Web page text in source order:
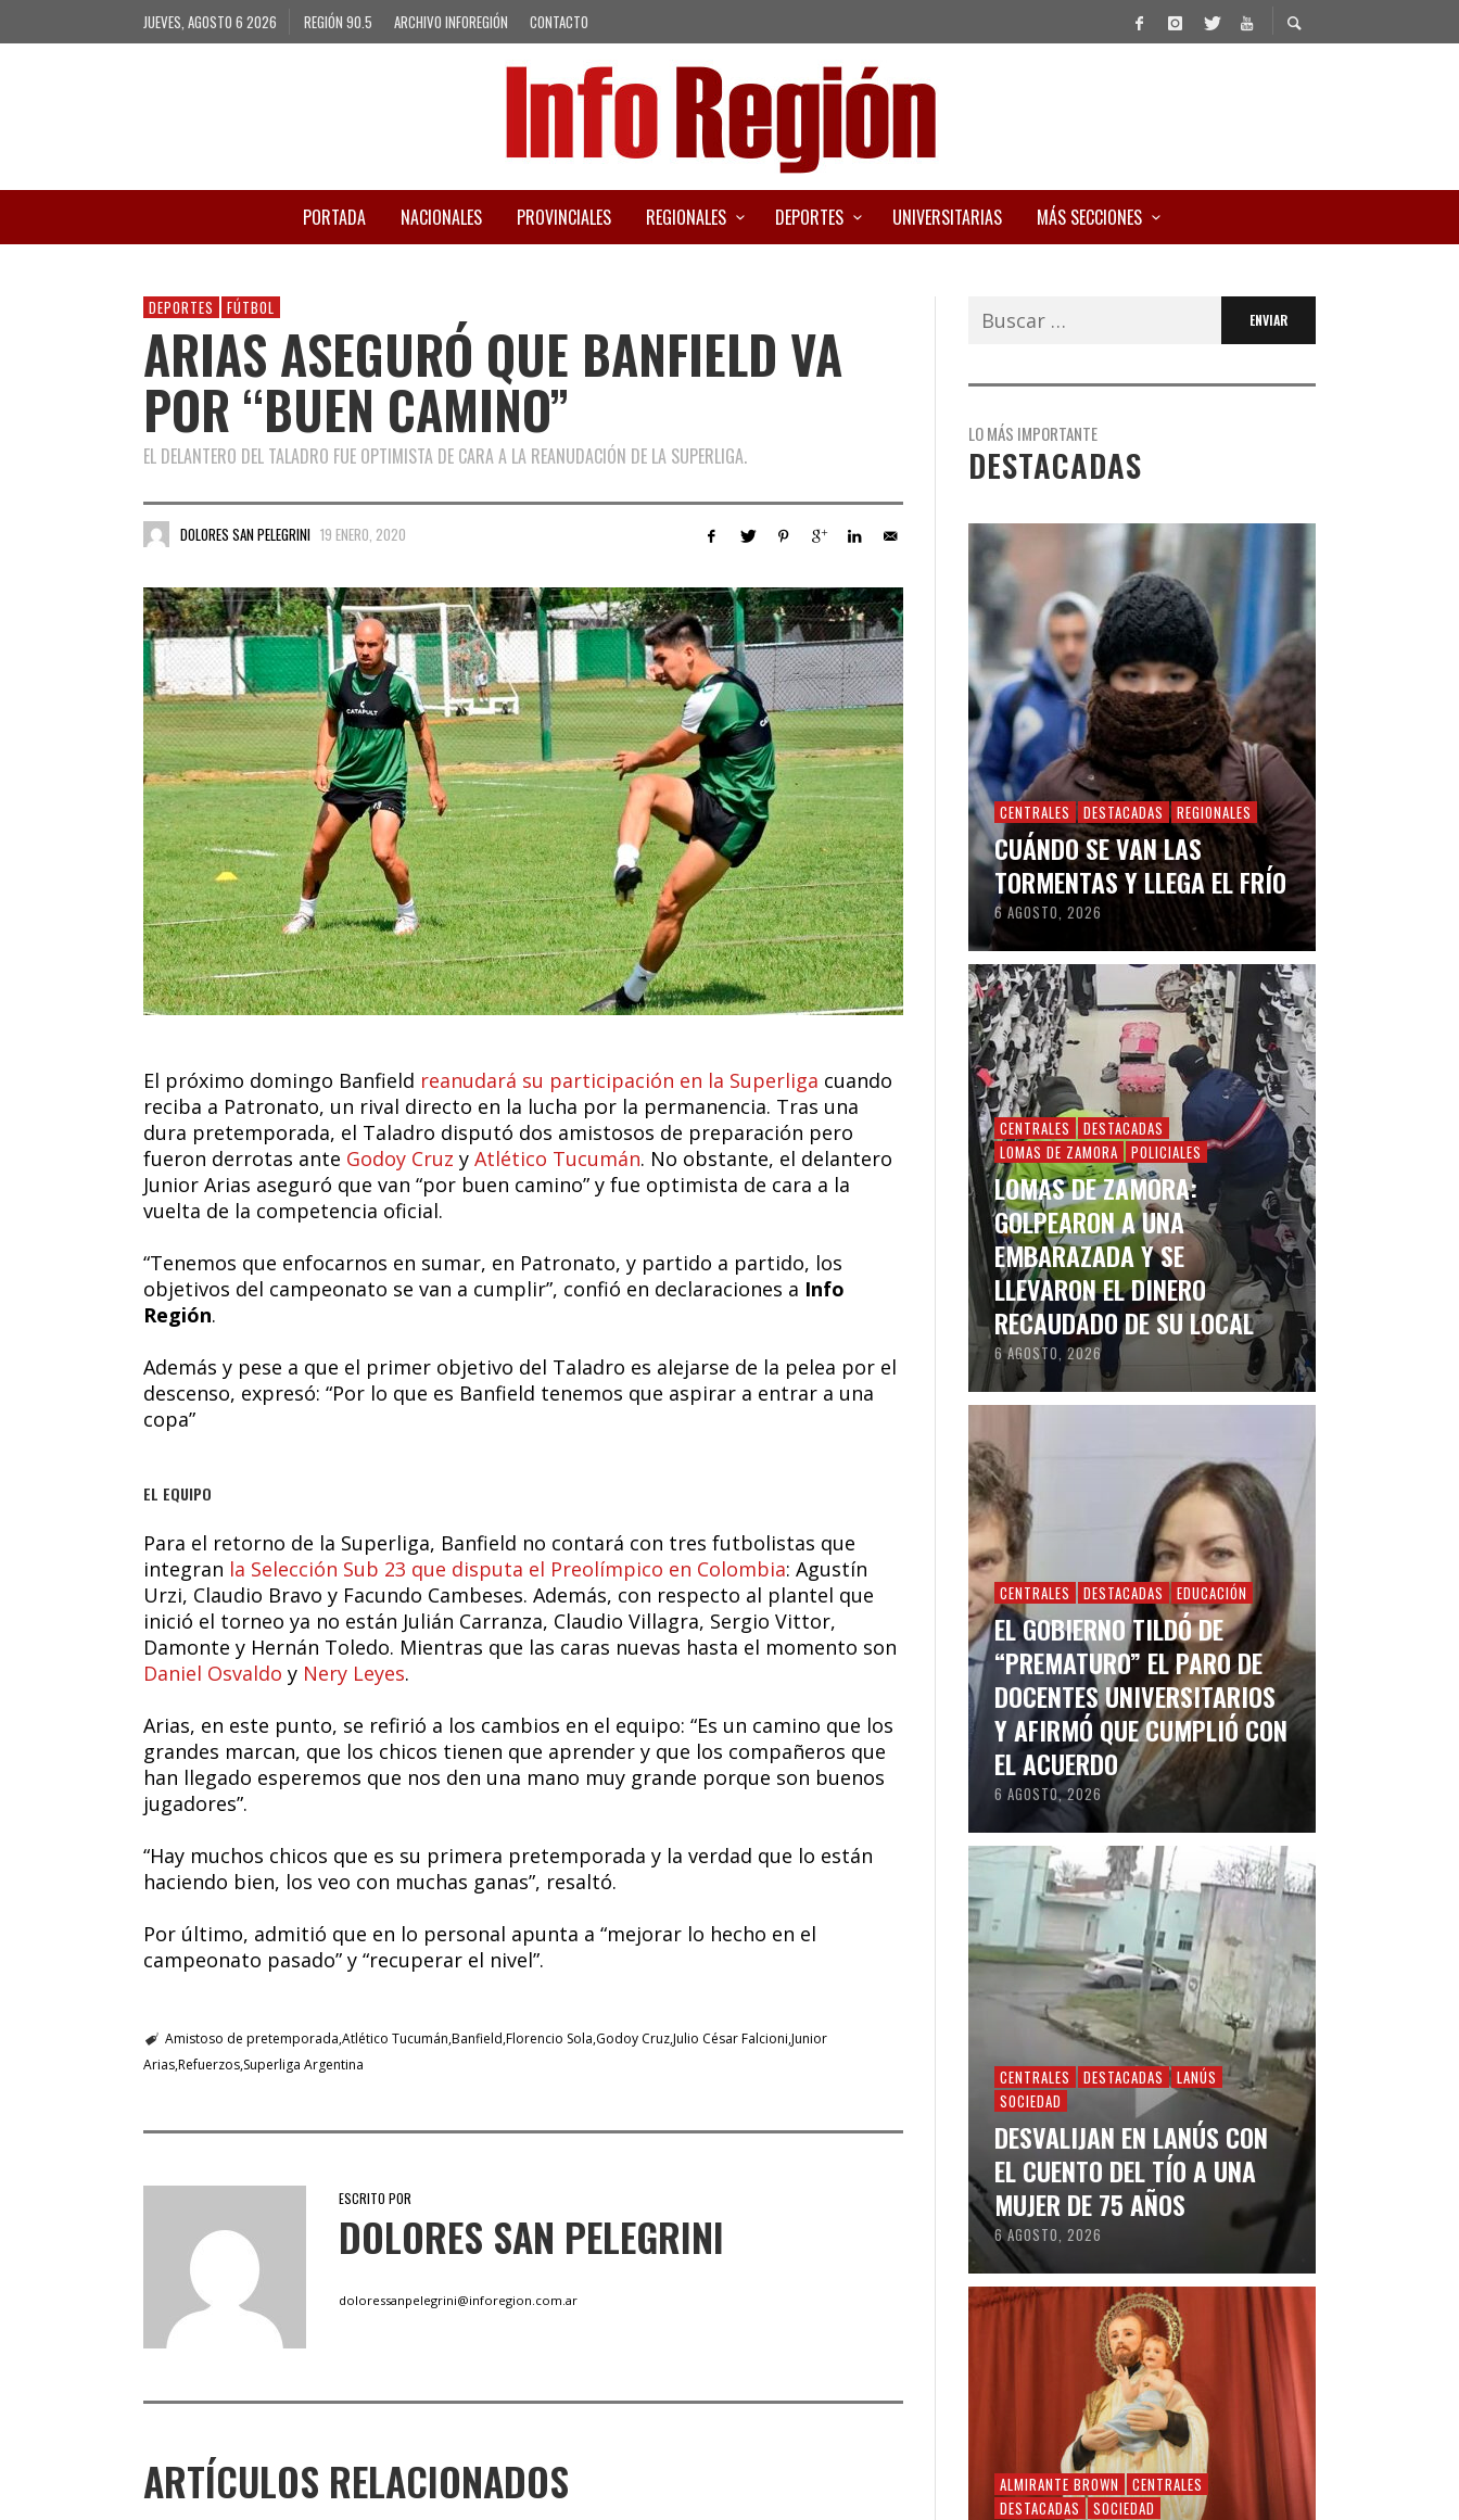
JUEVES, AGOSTO 6 2026 REGIÓN 90.5 ARCHIVO INFOREGIÓN CONTACTO
PORTADA NACIONALES PROVINCIALES REGIONALES DEPORTES UNIVERSITARIAS MÁS SECCIONES
DEPORTES FÚTBOL
ARIAS ASEGURÓ QUE BANFIELD VA
POR “BUEN CAMINO”
EL DELANTERO DEL TALADRO FUE OPTIMISTA DE CARA A LA REANUDACIÓN DE LA SUPERLIGA.
DOLORES SAN PELEGRINI 19 ENERO, 2020
El próximo domingo Banfield reanudará su participación en la Superliga cuando
reciba a Patronato, un rival directo en la lucha por la permanencia. Tras una
dura pretemporada, el Taladro disputó dos amistosos de preparación pero
fueron derrotas ante Godoy Cruz y Atlético Tucumán. No obstante, el delantero
Junior Arias aseguró que van “por buen camino” y fue optimista de cara a la
vuelta de la competencia oficial.
“Tenemos que enfocarnos en sumar, en Patronato, y partido a partido, los
objetivos del campeonato se van a cumplir”, confió en declaraciones a Info
Región.
Además y pese a que el primer objetivo del Taladro es alejarse de la pelea por el
descenso, expresó: “Por lo que es Banfield tenemos que aspirar a entrar a una
copa”
EL EQUIPO
Para el retorno de la Superliga, Banfield no contará con tres futbolistas que
integran la Selección Sub 23 que disputa el Preolímpico en Colombia: Agustín
Urzi, Claudio Bravo y Facundo Cambeses. Además, con respecto al plantel que
inició el torneo ya no están Julián Carranza, Claudio Villagra, Sergio Vittor,
Damonte y Hernán Toledo. Mientras que las caras nuevas hasta el momento son
Daniel Osvaldo y Nery Leyes.
Arias, en este punto, se refirió a los cambios en el equipo: “Es un camino que los
grandes marcan, que los chicos tienen que aprender y que los compañeros que
han llegado esperemos que nos den una mano muy grande porque son buenos
jugadores”.
“Hay muchos chicos que es su primera pretemporada y la verdad que lo están
haciendo bien, los veo con muchas ganas”, resaltó.
Por último, admitió que en lo personal apunta a “mejorar lo hecho en el
campeonato pasado” y “recuperar el nivel”.
Amistoso de pretemporada Atlético Tucumán Banfield Florencio Sola Godoy CruzJulio César Falcioni Junior
AriasRefuerzos Superliga Argentina
ESCRITO POR
DOLORES SAN PELEGRINI
doloressanpelegrini@inforegion.com.ar
ARTÍCULOS RELACIONADOS
Buscar:
LO MÁS IMPORTANTE
DESTACADAS
CENTRALES DESTACADAS REGIONALES
CUÁNDO SE VAN LAS
TORMENTAS Y LLEGA EL FRÍO
6 AGOSTO, 2026
CENTRALES
DESTACADAS
LOMAS DE ZAMORA
POLICIALES
LOMAS DE ZAMORA:
GOLPEARON A UNA
EMBARAZADA Y SE
LLEVARON EL DINERO
RECAUDADO DE SU LOCAL
6 AGOSTO, 2026
CENTRALES DESTACADAS EDUCACIÓN
EL GOBIERNO TILDÓ DE
“PREMATURO” EL PARO DE
DOCENTES UNIVERSITARIOS
Y AFIRMÓ QUE CUMPLIÓ CON
EL ACUERDO
6 AGOSTO, 2026
CENTRALES DESTACADAS
LANÚS
SOCIEDAD
DESVALIJAN EN LANÚS CON
EL CUENTO DEL TÍO A UNA
MUJER DE 75 AÑOS
6 AGOSTO, 2026
ALMIRANTE BROWN
CENTRALES
DESTACADAS
SOCIEDAD